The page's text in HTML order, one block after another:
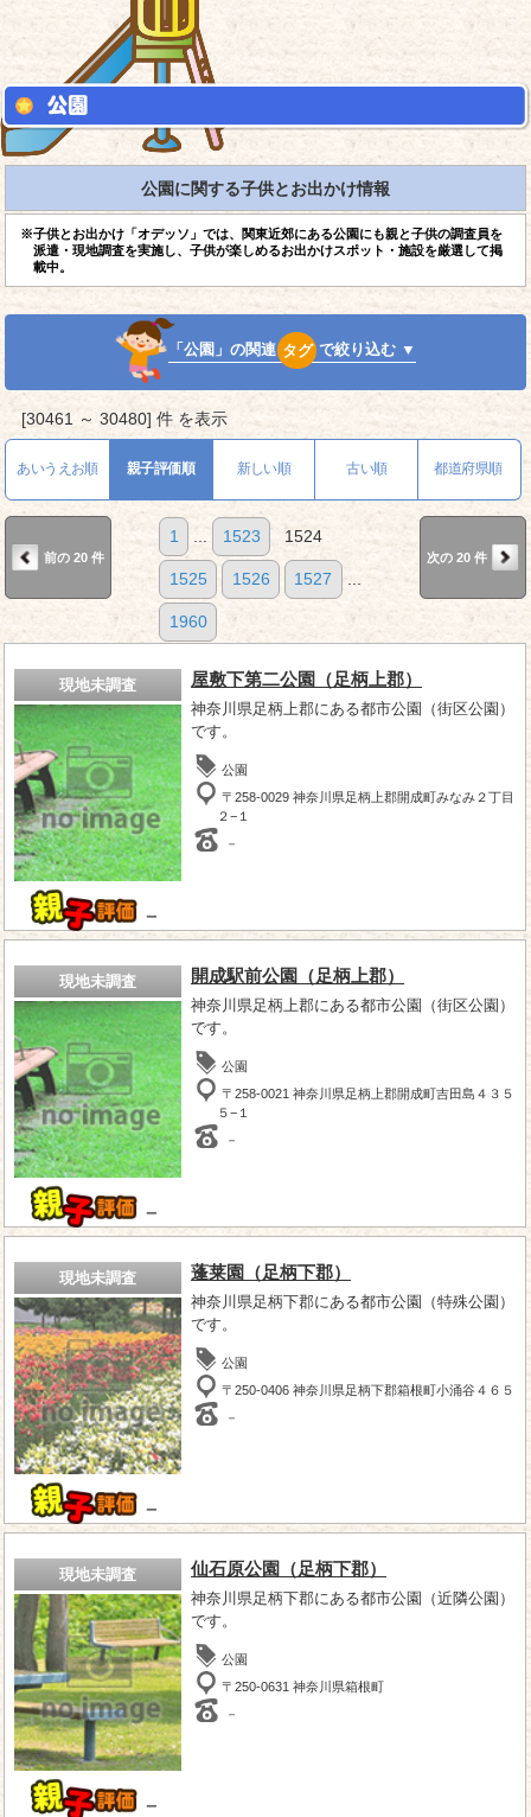
公園に関する子供とお出かけ情報
※子供とお出かけ「オデッソ」では、関東近郊にある公園にも親と子供の調査員を
派遣・現地調査を実施し、子供が楽しめるお出かけスポット・施設を厳選して掲
載中。
「公園」の関連 タグ で絞り込む ▼
[30461 ～ 30480] 件 を表示
あいうえお順 親子評価順 新しい順 古い順 都道府県順
前の 20 件
1 ... 1523 1524
1525 1526 1527 ...
1960
次の 20 件
現地未調査
－
屋敷下第二公園（足柄上郡）
神奈川県足柄上郡にある都市公園（街区公園）
です。
公園
〒258-0029 神奈川県足柄上郡開成町みなみ２丁目
２−１
－
現地未調査
－
開成駅前公園（足柄上郡）
神奈川県足柄上郡にある都市公園（街区公園）
です。
公園
〒258-0021 神奈川県足柄上郡開成町吉田島４３５
５−１
－
現地未調査
－
蓬莱園（足柄下郡）
神奈川県足柄下郡にある都市公園（特殊公園）
です。
公園
〒250-0406 神奈川県足柄下郡箱根町小涌谷４６５
－
現地未調査
－
仙石原公園（足柄下郡）
神奈川県足柄下郡にある都市公園（近隣公園）
です。
公園
〒250-0631 神奈川県箱根町
－